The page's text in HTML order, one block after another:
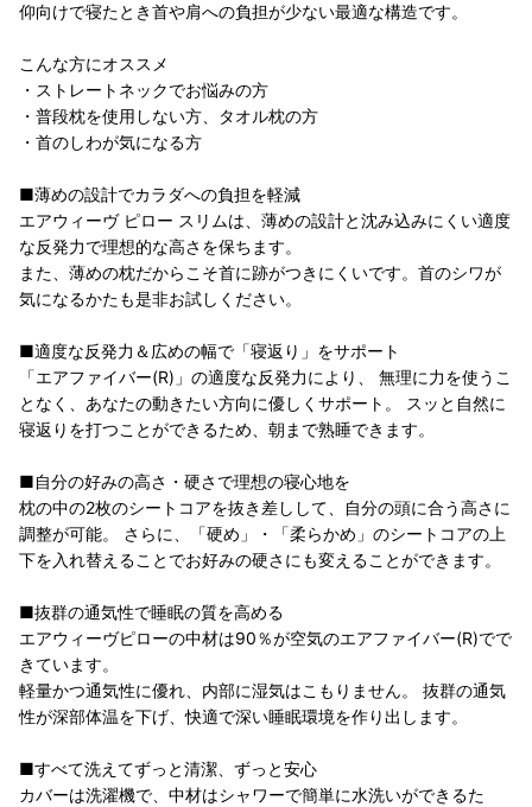
仰向けで寝たとき首や肩への負担が少ない最適な構造です。
こんな方にオススメ
・ストレートネックでお悩みの方
・普段枕を使用しない方、タオル枕の方
・首のしわが気になる方
■薄めの設計でカラダへの負担を軽減
エアウィーヴ ピロー スリムは、薄めの設計と沈み込みにくい適度
な反発力で理想的な高さを保ちます。
また、薄めの枕だからこそ首に跡がつきにくいです。首のシワが
気になるかたも是非お試しください。
■適度な反発力＆広めの幅で「寝返り」をサポート
「エアファイバー(R)」の適度な反発力により、 無理に力を使うこ
となく、あなたの動きたい方向に優しくサポート。 スッと自然に
寝返りを打つことができるため、朝まで熟睡できます。
■自分の好みの高さ・硬さで理想の寝心地を
枕の中の2枚のシートコアを抜き差しして、自分の頭に合う高さに
調整が可能。 さらに、「硬め」・「柔らかめ」のシートコアの上
下を入れ替えることでお好みの硬さにも変えることができます。
■抜群の通気性で睡眠の質を高める
エアウィーヴピローの中材は90％が空気のエアファイバー(R)でで
きています。
軽量かつ通気性に優れ、内部に湿気はこもりません。 抜群の通気
性が深部体温を下げ、快適で深い睡眠環境を作り出します。
■すべて洗えてずっと清潔、ずっと安心
カバーは洗濯機で、中材はシャワーで簡単に水洗いができるた